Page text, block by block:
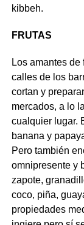
kibbeh.
FRUTAS
Los amantes
calles de los
cortan y
mercados, a lo
cualquier lugar.
banana y
Pero también
omnipresente y
zapote,
coco, piña,
propiedades